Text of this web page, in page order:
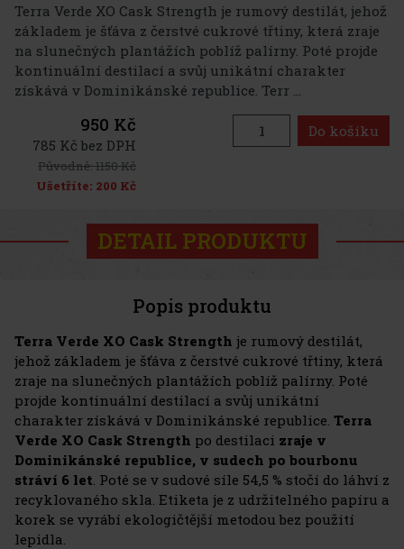
Terra Verde XO Cask Strength je rumový destilát, jehož
základem je šťáva z čerstvé cukrové třtiny, která zraje
na slunečných plantážích poblíž palírny. Poté projde
kontinuální destilací a svůj unikátní charakter
získává v Dominikánské republice. Terr ...
950 Kč
785 Kč bez DPH
Původně:1150 Kč
Ušetříte: 200 Kč
Do košíku
DETAIL PRODUKTU
Popis produktu
Terra Verde XO Cask Strength je rumový destilát,
jehož základem je šťáva z čerstvé cukrové třtiny, která
zraje na slunečných plantážích poblíž palírny. Poté
projde kontinuální destilací a svůj unikátní
charakter získává v Dominikánské republice. Terra
Verde XO Cask Strength po destilaci zraje v
Dominikánské republice, v sudech po bourbonu
stráví 6 let . Poté se v sudové síle 54,5 % stočí do láhví z
recyklovaného skla. Etiketa je z udržitelného papíru a
korek se vyrábí ekologičtější metodou bez použití
lepidla.